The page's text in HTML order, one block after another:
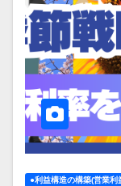
●利益構造の構築(営業利